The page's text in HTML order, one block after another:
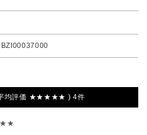
平均評価 ★★★★★ ) 4件